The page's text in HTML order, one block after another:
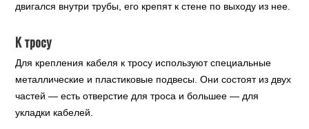
двигался внутри трубы, его крепят к стене по выходу из нее.
К тросу
Для крепления кабеля к тросу используют специальные
металлические и пластиковые подвесы. Они состоят из двух
частей — есть отверстие для троса и большее — для
укладки кабелей.